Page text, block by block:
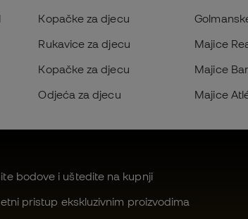
Kopačke za djecu
Rukavice za djecu
Kopačke za djecu
Odjeća za djecu
Majice
Majice
Majice
bodove i uštedite na kupnji
pristup ekskluzivnim proizvodima